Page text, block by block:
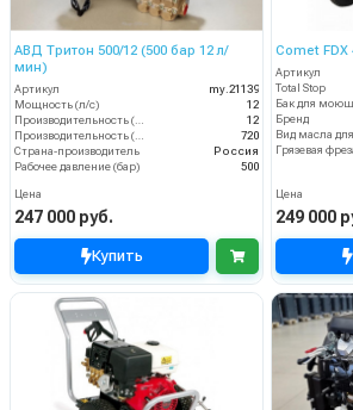
АВД Тритон 500/12 (500 бар 12 л/
мин)
Артикул
my.21139
Мощность (л/с)
12
12
720
Страна-производитель
Россия
Рабочее давление (бар)
500
Цена
247 000 руб.
Купить
Comet FDX
Артикул
Total Stop
Бренд
Вид масла
Грязевая
Цена
249 000